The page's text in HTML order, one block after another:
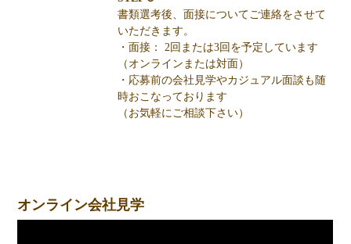
書類選考後、面接についてご連絡をさせて
いただきます。
・面接： 2回または3回を予定しています
（オンラインまたは対面）
・応募前の会社見学やカジュアル面談も随
時おこなっております
（お気軽にご相談下さい）
オンライン会社見学